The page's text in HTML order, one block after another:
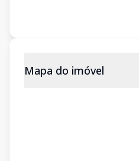
Mapa do imóvel